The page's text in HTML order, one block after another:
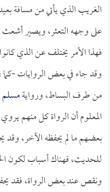
الغريب الذي يأتي من مسافة
على وجهه التعثر، ويصير أشعث
فهذا الأمر يختلف عن الذي
وقد جاء في بعض الروايات -
من طرف البساط، وروايةمسلم
المعلوم أن الرواة كل منهم
بعضهم ما لم يحفظه الآخر،
للحديث، فهناك أسباب لكون
ونقص عند بعض الرواة، فقد